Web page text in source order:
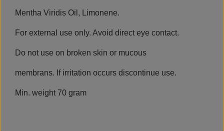
Mentha Viridis Oil, Limonene.
For external use only. Avoid direct eye contact.
Do not use on broken skin or mucous
membrans. If irritation occurs discontinue use.
Min. weight 70 gram